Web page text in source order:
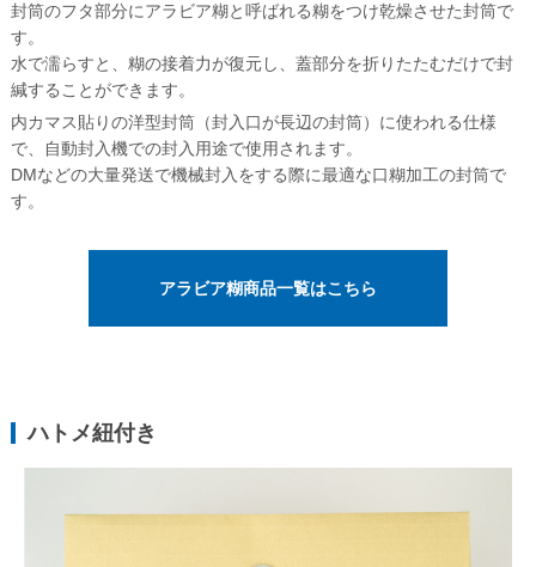
ご注文について
ご注文の流れ
納期について
配送・送料について
キャンセル・返品・交換について
グループサイト
封筒のフタ部分にアラビア糊と呼ばれる糊をつけ乾燥させた封筒で
す。
水で濡らすと、糊の接着力が復元し、蓋部分を折りたたむだけで封
緘することができます。
内カマス貼りの洋型封筒（封入口が長辺の封筒）に使われる仕様
で、自動封入機での封入用途で使用されます。
DMなどの大量発送で機械封入をする際に最適な口糊加工の封筒で
す。
アラビア糊商品一覧はこちら
ハトメ紐付き